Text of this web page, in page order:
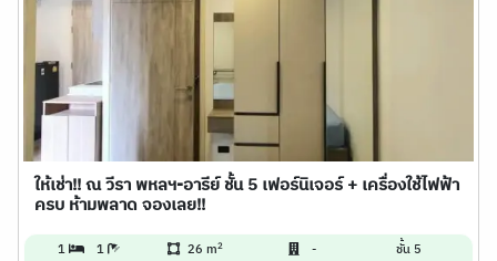
ให้เช่า!! ณ วีรา พหลฯ-อารีย์ ชั้น 5 เฟอร์นิเจอร์ + เครื่องใช้ไฟฟ้า
ครบ ห้ามพลาด จองเลย!!
1 1 26 m2 - ชั้น 5